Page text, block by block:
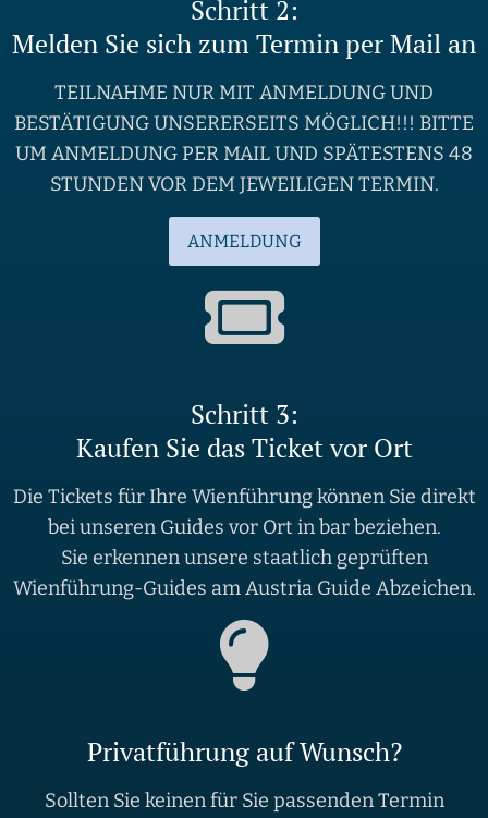
Schritt 2:
Melden Sie sich zum Termin per Mail an
TEILNAHME NUR MIT ANMELDUNG UND
BESTÄTIGUNG UNSERERSEITS MÖGLICH!!! BITTE
UM ANMELDUNG PER MAIL UND SPÄTESTENS 48
STUNDEN VOR DEM JEWEILIGEN TERMIN.
ANMELDUNG
Schritt 3:
Kaufen Sie das Ticket vor Ort
Die Tickets für Ihre Wienführung können Sie direkt
bei unseren Guides vor Ort in bar beziehen.
Sie erkennen unsere staatlich geprüften
Wienführung-Guides am Austria Guide Abzeichen.
Privatführung auf Wunsch?
Sollten Sie keinen für Sie passenden Termin